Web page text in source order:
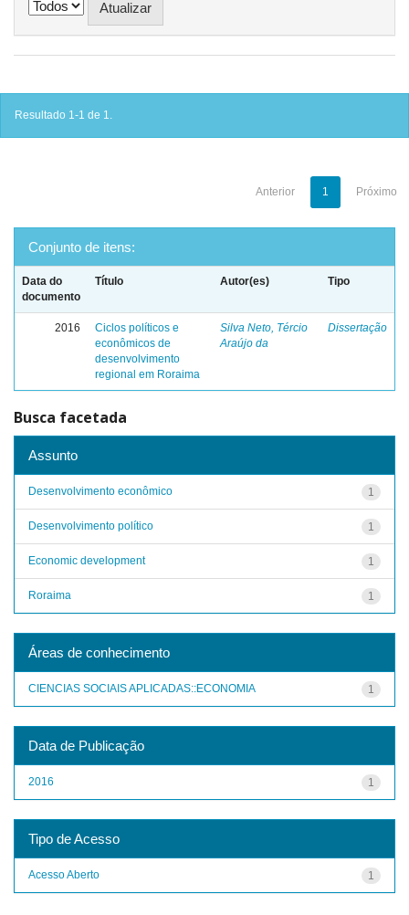
Resultado 1-1 de 1.
Anterior 1 Próximo
Conjunto de itens:
Data do
documento
Título Autor(es) Tipo
2016
Ciclos políticos e
econômicos de
desenvolvimento
regional em Roraima
Silva Neto, Tércio
Araújo da
Dissertação
Busca facetada
Assunto
1
Desenvolvimento econômico
1
Desenvolvimento político
1
Economic development
1
Roraima
Áreas de conhecimento
1
CIENCIAS SOCIAIS APLICADAS::ECONOMIA
Data de Publicação
1
2016
Tipo de Acesso
1
Acesso Aberto